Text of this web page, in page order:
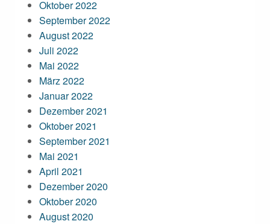
Oktober 2022
September 2022
August 2022
Juli 2022
Mai 2022
März 2022
Januar 2022
Dezember 2021
Oktober 2021
September 2021
Mai 2021
April 2021
Dezember 2020
Oktober 2020
August 2020